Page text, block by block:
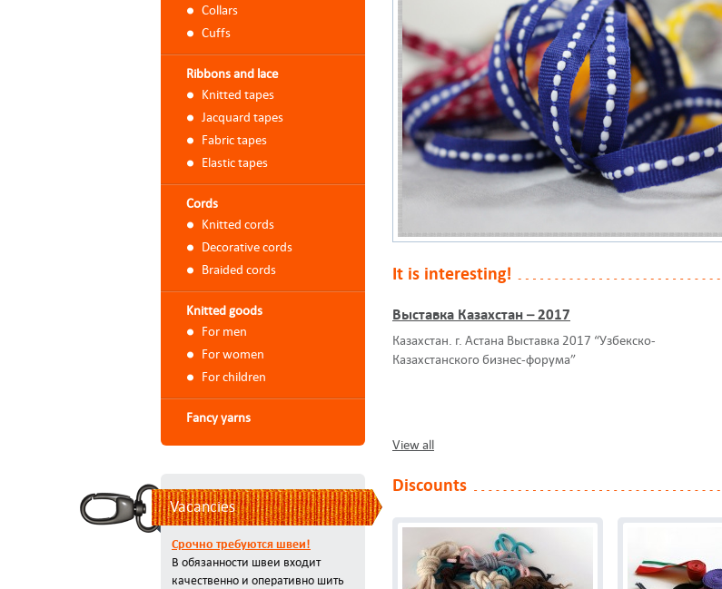
Collars
Сuffs
Ribbons and lace
Knitted tapes
Jacquard tapes
Fabric tapes
Elastic tapes
Cords
Knitted cords
Decorative cords
Braided cords
Knitted goods
For men
For women
For children
Fancy yarns
Vacancies
Срочно требуются швеи!
В обязанности швеи входит
качественно и оперативно шить
It is interesting!
Выставка Казахстан – 2017
Казахстан. г. Астана Выставка 2017 “Узбекско-
Казахстанского бизнес-форума”
View all
Discounts